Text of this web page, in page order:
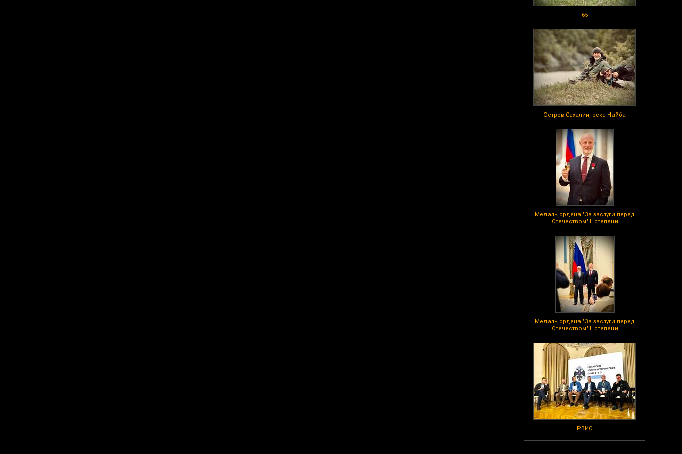
65
Остров Сахалин, река Найба
Медаль ордена "За заслуги перед
Отечеством" II степени
Медаль ордена "За заслуги перед
Отечеством" II степени
РВИО